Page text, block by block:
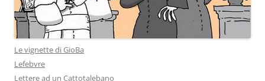
Le vignette di GioBa
Lefebvre
Lettere ad un Cattotalebano